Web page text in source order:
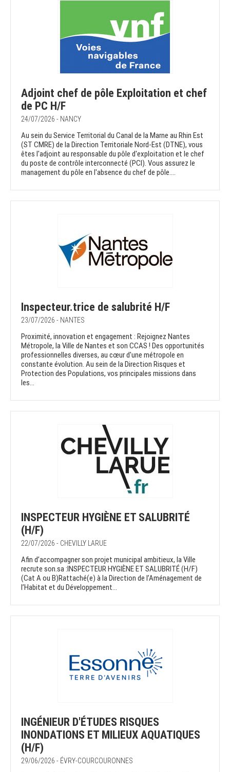
Adjoint chef de pôle Exploitation et chef
de PC H/F
24/07/2026 - NANCY
Au sein du Service Territorial du Canal de la Marne au Rhin Est
(ST CMRE) de la Direction Territoriale Nord-Est (DTNE), vous
êtes l'adjoint au responsable du pôle d'exploitation et le chef
du poste de contrôle interconnecté (PCI). Vous assurez le
management du pôle en l'absence du chef de pôle....
Inspecteur.trice de salubrité H/F
23/07/2026 - NANTES
Proximité, innovation et engagement : Rejoignez Nantes
Métropole, la Ville de Nantes et son CCAS ! Des opportunités
professionnelles diverses, au cœur d'une métropole en
constante évolution. Au sein de la Direction Risques et
Protection des Populations, vos principales missions dans
les...
INSPECTEUR HYGIÈNE ET SALUBRITÉ
(H/F)
22/07/2026 - CHEVILLY LARUE
Afin d’accompagner son projet municipal ambitieux, la Ville
recrute son.sa :INSPECTEUR HYGIÈNE ET SALUBRITÉ (H/F)
(Cat A ou B)Rattaché(e) à la Direction de l’Aménagement de
l’Habitat et du Développement...
INGÉNIEUR D'ÉTUDES RISQUES
INONDATIONS ET MILIEUX AQUATIQUES
(H/F)
29/06/2026 - ÉVRY-COURCOURONNES